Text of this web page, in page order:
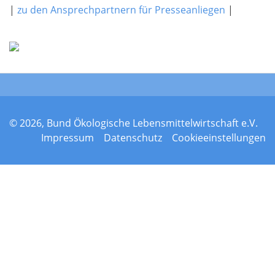
| zu den Ansprechpartnern für Presseanliegen |
© 2026, Bund Ökologische Lebensmittelwirtschaft e.V.
Impressum
Datenschutz Cookieeinstellungen